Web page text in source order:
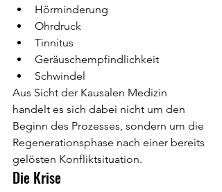
Hörminderung
Ohrdruck
Tinnitus
Geräuschempfindlichkeit
Schwindel
Aus Sicht der Kausalen Medizin
handelt es sich dabei nicht um den
Beginn des Prozesses, sondern um die
Regenerationsphase nach einer bereits
gelösten Konfliktsituation.
Die Krise